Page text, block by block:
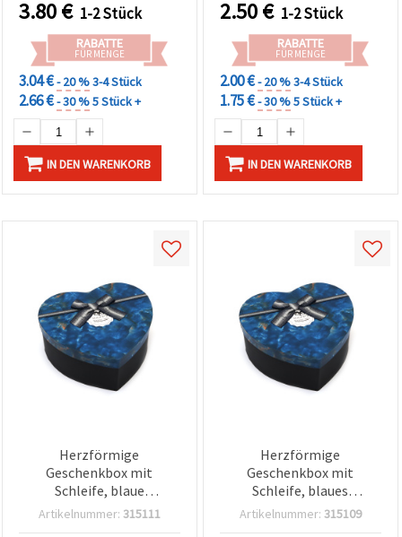
3.80€ 1-2 Stück
RABATTE
FÜR MENGE
3.04 €- 20 %3-4 Stück
2.66 €- 30 %5 Stück +
IN DEN WARENKORB
2.50€ 1-2 Stück
RABATTE
FÜR MENGE
2.00 €- 20 %3-4 Stück
1.75 €- 30 %5 Stück +
IN DEN WARENKORB
Herzförmige
Geschenkbox mit
Schleife, blaue
Marmoroptik, 22 x 20 x 9
Artikelnummer: 315111
Herzförmige
Geschenkbox mit
Schleife, blaues
Imitationsmarmor-
Artikelnummer: 315109